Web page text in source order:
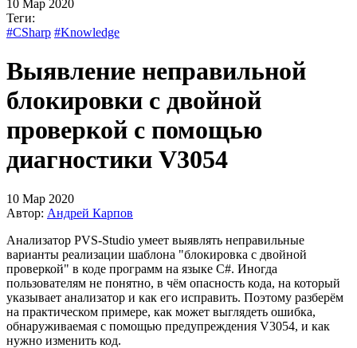
10 Мар 2020
Теги:
#CSharp #Knowledge
Выявление неправильной
блокировки с двойной
проверкой с помощью
диагностики V3054
10 Мар 2020
Автор: Андрей Карпов
Анализатор PVS-Studio умеет выявлять неправильные
варианты реализации шаблона "блокировка с двойной
проверкой" в коде программ на языке C#. Иногда
пользователям не понятно, в чём опасность кода, на который
указывает анализатор и как его исправить. Поэтому разберём
на практическом примере, как может выглядеть ошибка,
обнаруживаемая с помощью предупреждения V3054, и как
нужно изменить код.